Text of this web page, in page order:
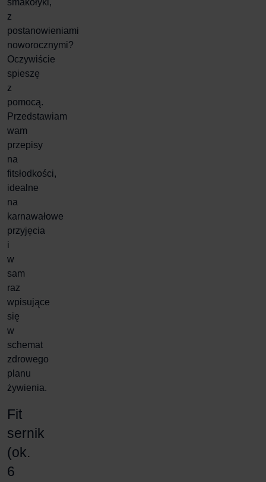
smakołyki,
z
postanowieniami
noworocznymi?
Oczywiście
spieszę
z
pomocą.
Przedstawiam
wam
przepisy
na
fitsłodkości,
idealne
na
karnawałowe
przyjęcia
i
w
sam
raz
wpisujące
się
w
schemat
zdrowego
planu
żywienia.
Fit
sernik
(ok.
6